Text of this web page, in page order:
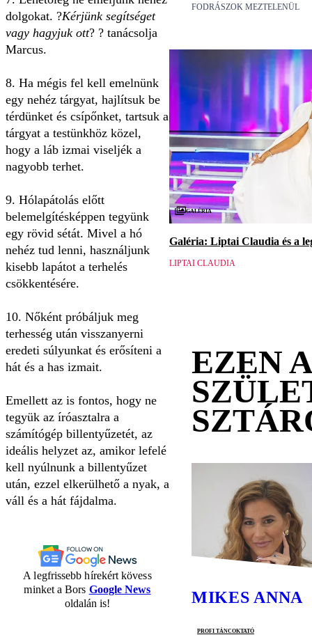
dolgokat. ?Kérjünk segítséget
vagy hagyjuk ott? ? tanácsolja
Marcus.
8. Ha mégis fel kell emelnünk
egy nehéz tárgyat, hajlítsuk be
térdünket és csípőnket, tartsuk a
tárgyat a testünkhöz közel,
hogy a láb izmai viseljék a
nagyobb terhet.
9. Hólapátolás előtt
belemelgítésképpen tegyünk
egy rövid sétát. Mivel a hó
nehéz tud lenni, használjunk
kisebb lapátot a terhelés
csökkentésére.
10. Nőként próbáljuk meg
terhesség után visszanyerni
eredeti súlyunkat és erősíteni a
hát és a has izmait.
Emellett az is fontos, hogy ne
tegyük az íróasztalra a
számítógép billentyűzetét, az
ideális helyzet az, amikor lefelé
kell nyúlnunk a billentyűzet
után, ezzel elkerülhető a nyak, a
váll és a hát fájdalma.
A legfrissebb hírekért kövess
minket a Bors Google News
oldalán is!
FODRÁSZOK MEZTELENÜL
Galéria
Galéria: Liptai Claudia és a
LIPTAI CLAUDIA
EZEN
MIKES ANNA
profi táncoktató